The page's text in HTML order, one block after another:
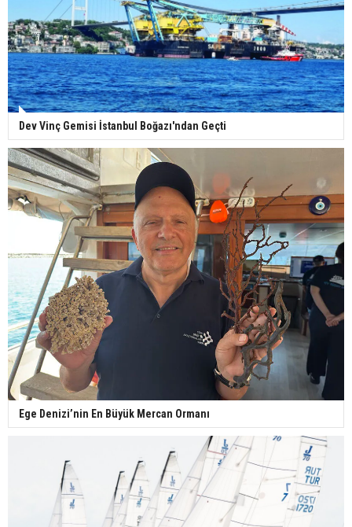
Dev Vinç Gemisi İstanbul Boğazı'ndan Geçti
Ege Denizi’nin En Büyük Mercan Ormanı